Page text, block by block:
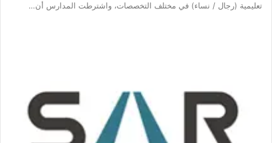
تعليمية (رجال / نساء) في مختلف التخصصات، واشترطت المدارس أن…